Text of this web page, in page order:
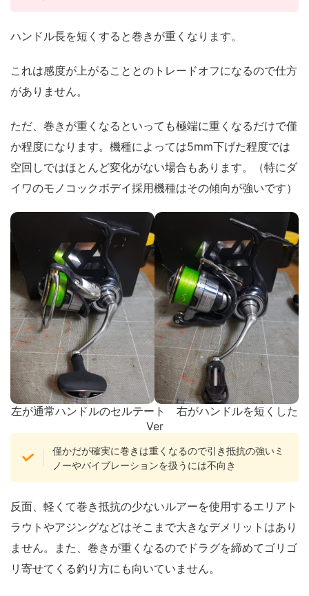
ハンドル長を短くすると巻きが重くなります。
これは感度が上がることとのトレードオフになるので仕方
がありません。
ただ、巻きが重くなるといっても極端に重くなるだけで僅
か程度になります。機種によっては5mm下げた程度では
空回しではほとんど変化がない場合もあります。（特にダ
イワのモノコックボデイ採用機種はその傾向が強いです）
左が通常ハンドルのセルテート 右がハンドルを短くした
Ver
僅かだが確実に巻きは重くなるので引き抵抗の強いミ
ノーやバイブレーションを扱うには不向き
反面、軽くて巻き抵抗の少ないルアーを使用するエリアト
ラウトやアジングなどはそこまで大きなデメリットはあり
ません。また、巻きが重くなるのでドラグを締めてゴリゴ
リ寄せてくる釣り方にも向いていません。